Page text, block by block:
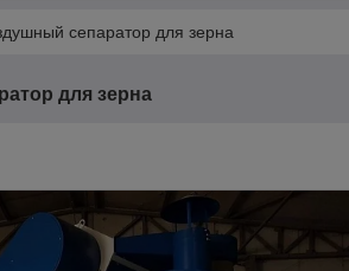
сепаратор для зерна
для зерна